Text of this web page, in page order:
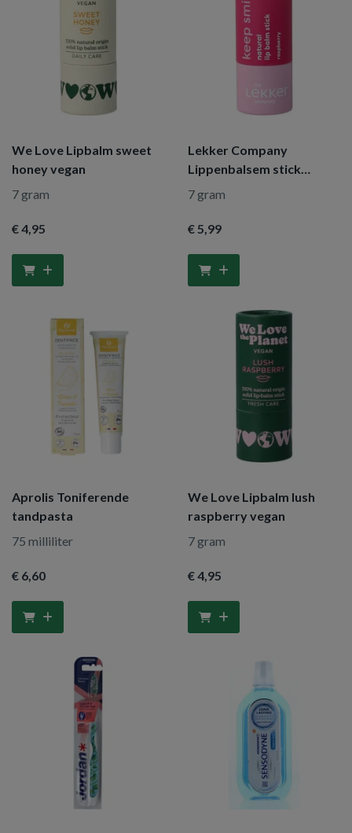
We Love Lipbalm sweet
honey vegan
7 gram
€ 4,95
Lekker Company
Lippenbalsem stick
raspberry
7 gram
€ 5,99
Aprolis Toniferende
tandpasta
75 milliliter
€ 6,60
We Love Lipbalm lush
raspberry vegan
7 gram
€ 4,95